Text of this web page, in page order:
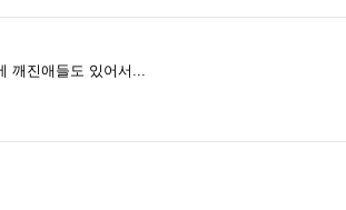
깨진애들도 있어서...